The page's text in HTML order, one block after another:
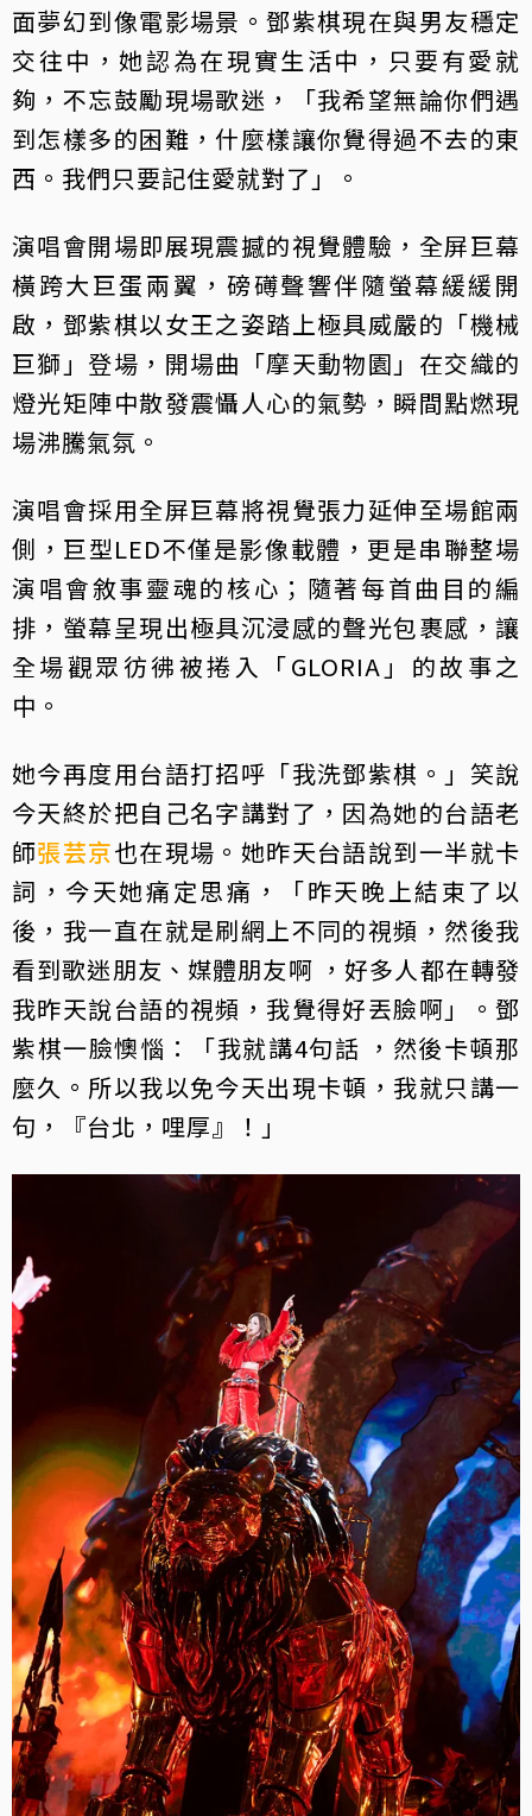
面夢幻到像電影場景。鄧紫棋現在與男友穩定
交往中，她認為在現實生活中，只要有愛就
夠，不忘鼓勵現場歌迷，「我希望無論你們遇
到怎樣多的困難，什麼樣讓你覺得過不去的東
西。我們只要記住愛就對了」。
演唱會開場即展現震撼的視覺體驗，全屏巨幕
橫跨大巨蛋兩翼，磅礡聲響伴隨螢幕緩緩開
啟，鄧紫棋以女王之姿踏上極具威嚴的「機械
巨獅」登場，開場曲「摩天動物園」在交織的
燈光矩陣中散發震懾人心的氣勢，瞬間點燃現
場沸騰氣氛。
演唱會採用全屏巨幕將視覺張力延伸至場館兩
側，巨型LED不僅是影像載體，更是串聯整場
演唱會敘事靈魂的核心；隨著每首曲目的編
排，螢幕呈現出極具沉浸感的聲光包裹感，讓
全場觀眾彷彿被捲入「GLORIA」的故事之
中。
她今再度用台語打招呼「我洗鄧紫棋。」笑說
今天終於把自己名字講對了，因為她的台語老
師張芸京也在現場。她昨天台語說到一半就卡
詞，今天她痛定思痛，「昨天晚上結束了以
後，我一直在就是刷網上不同的視頻，然後我
看到歌迷朋友、媒體朋友啊 ，好多人都在轉發
我昨天說台語的視頻，我覺得好丟臉啊」。鄧
紫棋一臉懊惱：「我就講4句話 ，然後卡頓那
麼久。所以我以免今天出現卡頓，我就只講一
句，『台北，哩厚』！」